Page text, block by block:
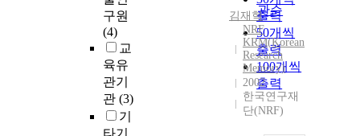
구원
(4)
교
육유
관기
관 (3)
기
관순
출력
50개씩
출력
100개씩
출력
김재혁
NRF
KRM(Korean
Research
Memory)
2002
한국연구재
단(NRF)